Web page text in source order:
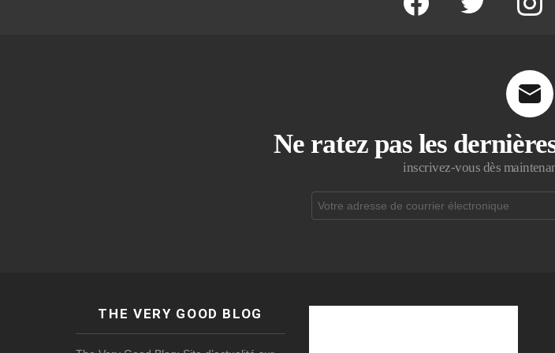
Ne ratez pas les
inscrivez-vous dès
de
courrier
THE VERY GOOD BLOG